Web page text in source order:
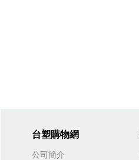
台塑購物網
公司簡介